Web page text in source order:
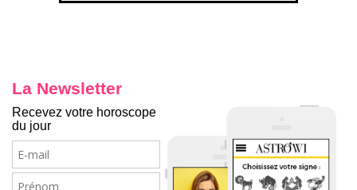
La Newsletter
Recevez votre horoscope
du jour
E-
mail
Prénom